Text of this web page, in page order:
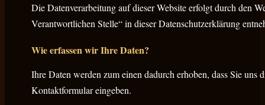
Die Datenverarbeitung auf dieser Website erfolgt durch den
Verantwortlichen Stelle“ in dieser Datenschutzerklärung
Wie erfassen wir Ihre Daten?
Ihre Daten werden zum einen dadurch erhoben, dass Sie
Kontaktformular eingeben.